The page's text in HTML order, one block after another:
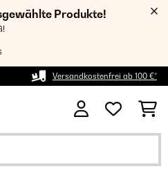
Produkte!
Versandkostenfrei ab 100 €*